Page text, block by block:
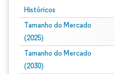
Históricos
Tamanho do Mercado
(2025)
Tamanho do Mercado
(2030)